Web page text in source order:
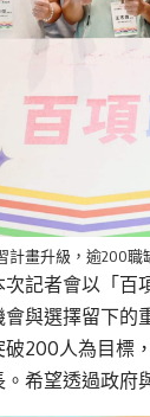
計畫升級，逾200
記者會以「百
與選擇留下的
破200人為目標
希望透過政府